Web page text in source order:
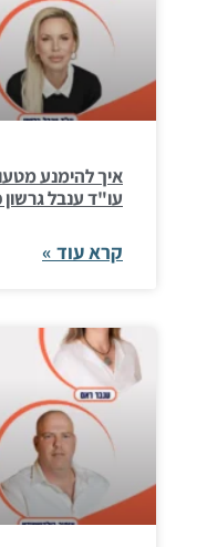
איך להימנע
עו"ד ענבל גרשון
קרא עוד »